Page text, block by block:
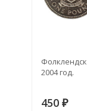
2004 год.
450 ₽